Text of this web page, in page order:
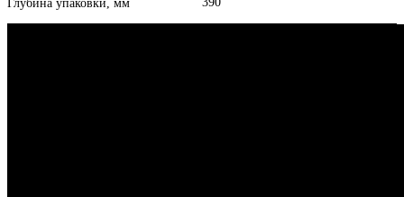
Глубина упаковки, мм